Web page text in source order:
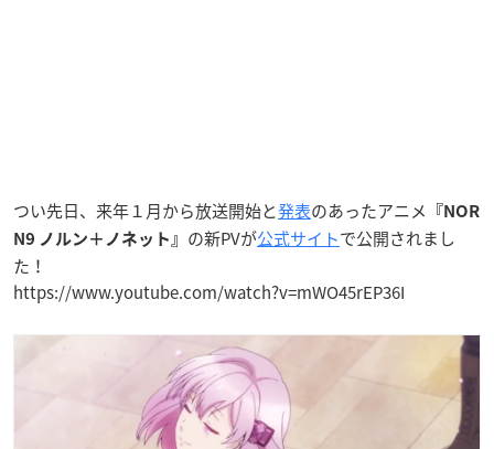
つい先日、来年１月から放送開始と発表のあったアニメ
『NOR
N9 ノルン＋ノネット』 の新PVが公式サイトで公開されまし
た！
https://www.youtube.com/watch?v=mWO45rEP36I